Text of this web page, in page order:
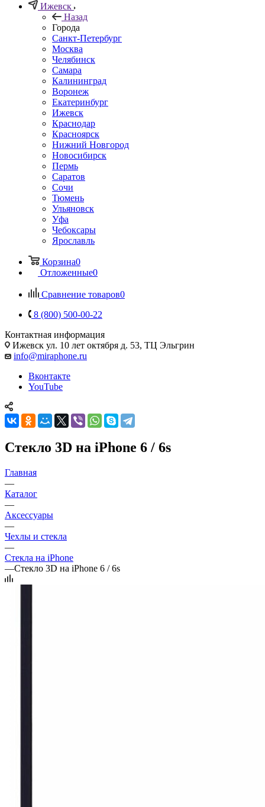
Ижевск
Назад
Города
Санкт-Петербург
Москва
Челябинск
Самара
Калининград
Воронеж
Екатеринбург
Ижевск
Краснодар
Красноярск
Нижний Новгород
Новосибирск
Пермь
Саратов
Сочи
Тюмень
Ульяновск
Уфа
Чебоксары
Ярославль
Корзина0
Отложенные0
Сравнение товаров0
8 (800) 500-00-22
Контактная информация
Ижевск ул. 10 лет октября д. 53, ТЦ Эльгрин
info@miraphone.ru
Вконтакте
YouTube
Стекло 3D на iPhone 6 / 6s
Главная
—
Каталог
—
Аксессуары
—
Чехлы и стекла
—
Стекла на iPhone
—Стекло 3D на iPhone 6 / 6s